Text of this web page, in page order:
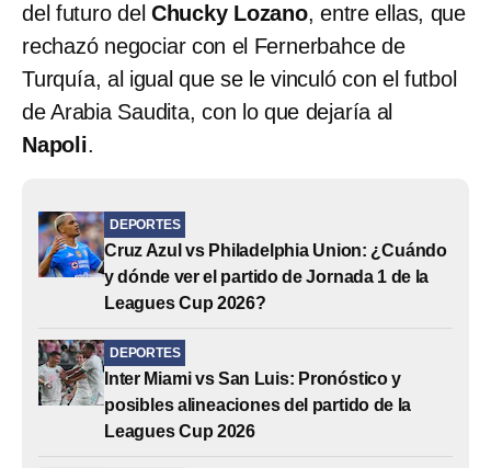
del futuro del Chucky Lozano, entre ellas, que
rechazó negociar con el Fernerbahce de
Turquía, al igual que se le vinculó con el futbol
de Arabia Saudita, con lo que dejaría al
Napoli.
DEPORTES
Cruz Azul vs Philadelphia Union: ¿Cuándo
y dónde ver el partido de Jornada 1 de la
Leagues Cup 2026?
DEPORTES
Inter Miami vs San Luis: Pronóstico y
posibles alineaciones del partido de la
Leagues Cup 2026